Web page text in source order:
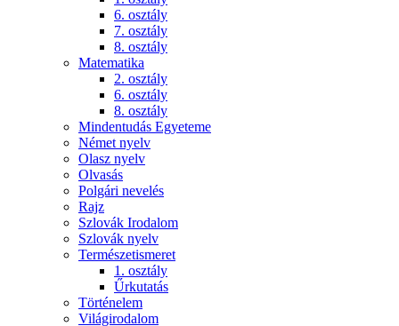
6. osztály
7. osztály
8. osztály
Matematika
2. osztály
6. osztály
8. osztály
Mindentudás Egyeteme
Német nyelv
Olasz nyelv
Olvasás
Polgári nevelés
Rajz
Szlovák Irodalom
Szlovák nyelv
Természetismeret
1. osztály
Űrkutatás
Történelem
Világirodalom